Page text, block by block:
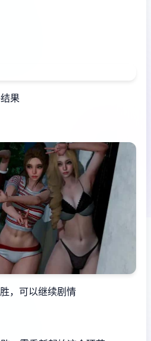
果
，可以继续剧情